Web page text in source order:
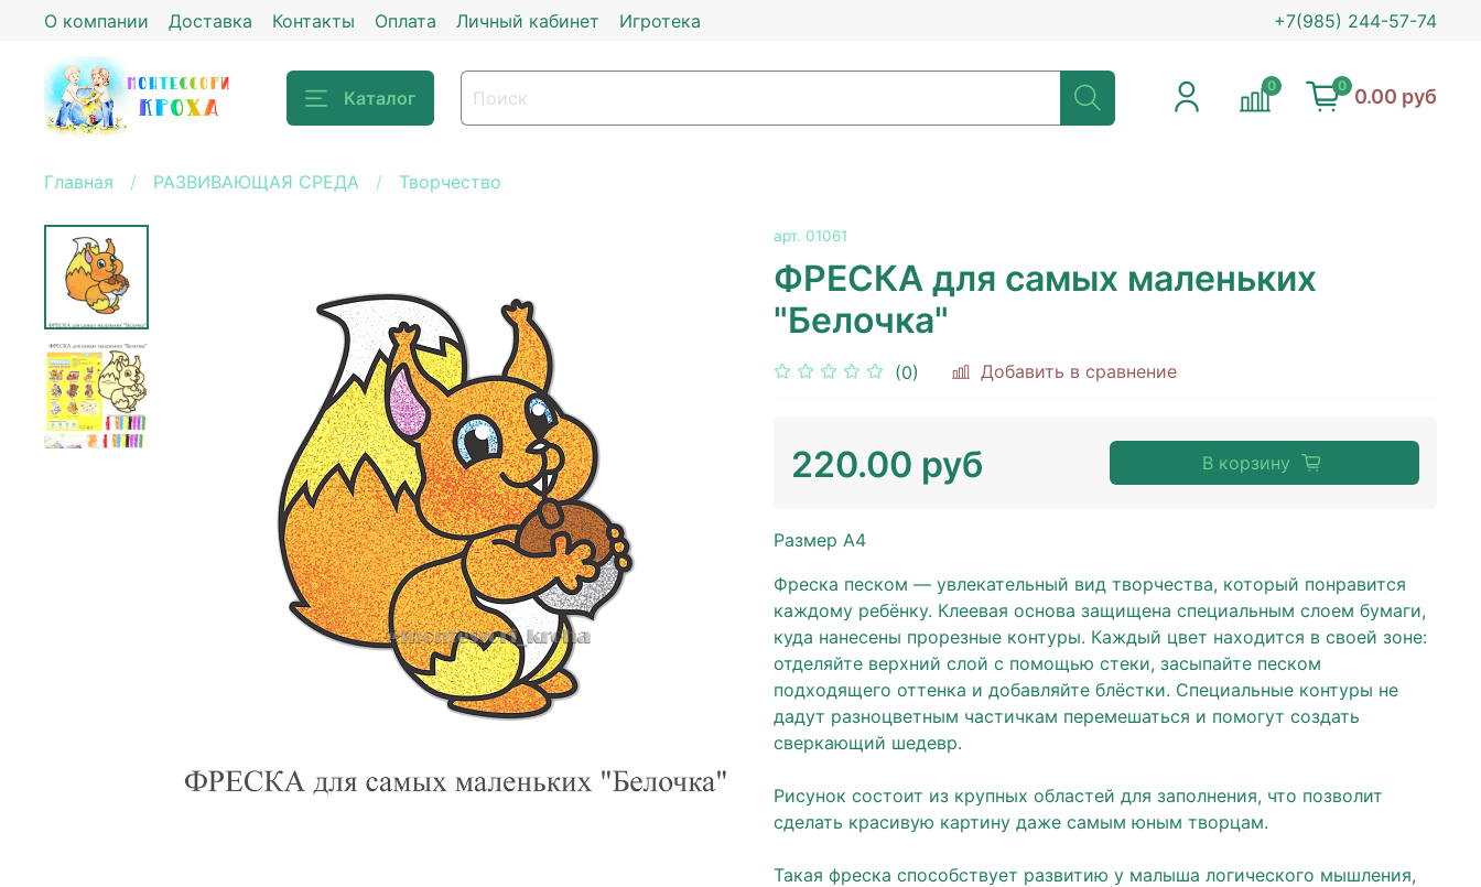
О компании Доставка Контакты Оплата Личный кабинет Игротека +7(985) 244-57-74
Каталог
0 0 0.00 руб
Главная РАЗВИВАЮЩАЯ СРЕДА Творчество
арт. 01061
ФРЕСКА для самых маленьких
"Белочка"
(0) Добавить в сравнение
220.00 руб В корзину
Размер А4
Фреска песком — увлекательный вид творчества, который понравится
каждому ребёнку. Клеевая основа защищена специальным слоем бумаги,
куда нанесены прорезные контуры. Каждый цвет находится в своей зоне:
отделяйте верхний слой с помощью стеки, засыпайте песком
подходящего оттенка и добавляйте блёстки. Специальные контуры не
дадут разноцветным частичкам перемешаться и помогут создать
сверкающий шедевр.
Рисунок состоит из крупных областей для заполнения, что позволит
сделать красивую картину даже самым юным творцам.
Такая фреска способствует развитию у малыша логического мышления,